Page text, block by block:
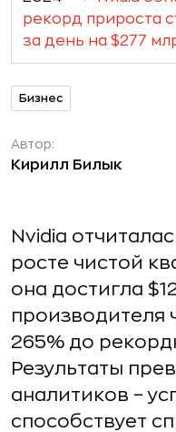
рекорд прироста
за день на $277
Бизнес
Автор:
Кирилл Билык
Nvidia
росте чистой
она достигла
производителя
265% до
Результаты
аналитиков –
способствует